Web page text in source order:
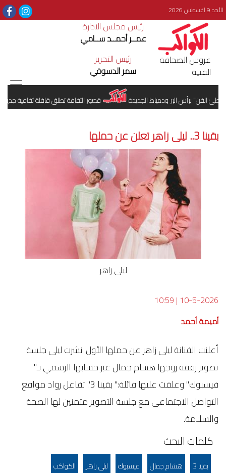
الأحد 9 اغسطس 2026
عروس الصحافة
الفنية
رئيس مجلس الادارة
عمــر أحمــد ســامي
رئيس التحرير
سمر الدسوقي
الفن" برأس البر ودمياط الجديدة قصور الثقافة تطلق قافلة ثقافية جديدة
بقينا 3.. ليلى زاهر تعلن عن حملها
ليلى زاهر
10-5-2026
|
10:59
أميمة أحمد
أعلنت الفنانة ليلى زاهر عن حملها الأول. نشرت ليلى جلسة
تصوير رفقة زوجها هشام جمال عبر حسابها الرسمي بـ"
فيسبوك" وعلقت عليها قائلة:" بقينا 3". تفاعل رواد مواقع
التواصل الاجتماعي مع جلسة التصوير متمنين لها الصحة
والسلامة.
كلمات البحث
بقينا 3 هشام جمال فيسبوك ليلى زاهر الكواكب